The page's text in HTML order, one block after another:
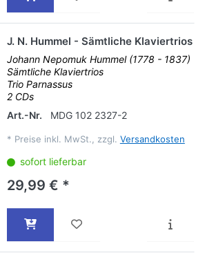
J. N. Hummel - Sämtliche Klaviertrios
Johann Nepomuk Hummel (1778 - 1837)
Sämtliche Klaviertrios
Trio Parnassus
2 CDs
Art.-Nr.
MDG 102 2327-2
* Preise inkl. MwSt., zzgl. Versandkosten
sofort lieferbar
29,99 € *